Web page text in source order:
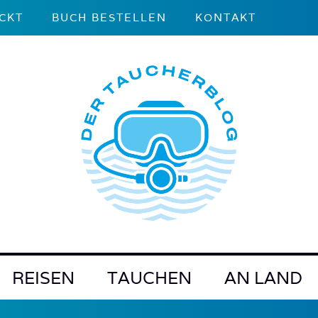
BUCH BESTELLEN KONTAKT
REISEN TAUCHEN AN LAND